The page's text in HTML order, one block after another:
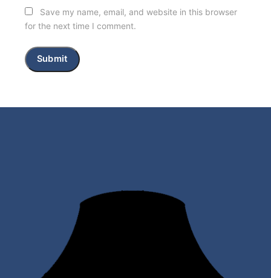
Save my name, email, and website in this browser
for the next time I comment.